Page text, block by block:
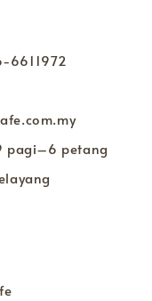
6611972
pagi–6 petang